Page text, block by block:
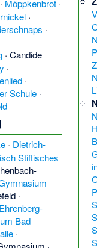
· Möppkenbrot ·
·
·
·Candide
·
·
Schule ·
· Dietrich-
Stiftisches
·
Bad
·